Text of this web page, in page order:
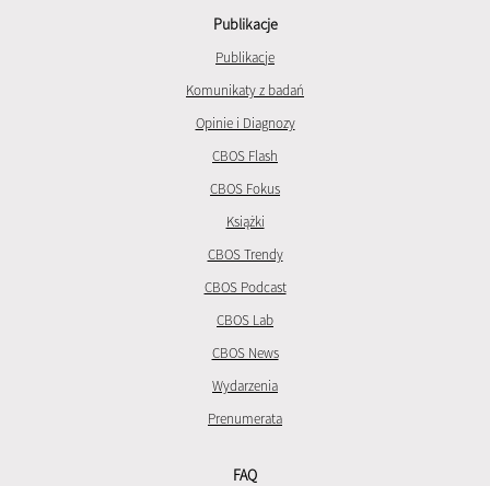
Publikacje
Publikacje
Komunikaty z badań
Opinie i Diagnozy
CBOS Flash
CBOS Fokus
Książki
CBOS Trendy
CBOS Podcast
CBOS Lab
CBOS News
Wydarzenia
Prenumerata
FAQ